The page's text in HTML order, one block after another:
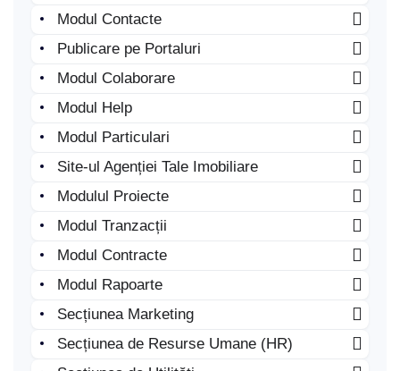
Modul Contacte
Publicare pe Portaluri
Modul Colaborare
Modul Help
Modul Particulari
Site-ul Agenției Tale Imobiliare
Modulul Proiecte
Modul Tranzacții
Modul Contracte
Modul Rapoarte
Secțiunea Marketing
Secțiunea de Resurse Umane (HR)